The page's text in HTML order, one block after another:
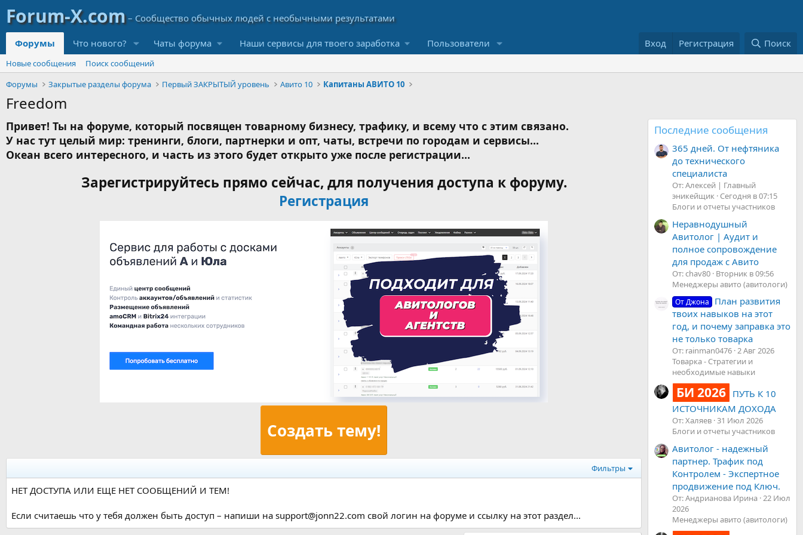
Форумы Что нового? Чаты форума Наши сервисы для твоего заработка Пользователи Вход Регистрация Поиск
Новые сообщения
Поиск сообщений
Форумы
Закрытые разделы форума Первый ЗАКРЫТЫЙ уровень Авито 10 Капитаны АВИТО 10
Freedom
Привет! Ты на форуме, который посвящен товарному бизнесу, трафику, и всему что с этим связано.
У нас тут целый мир: тренинги, блоги, партнерки и опт, чаты, встречи по городам и сервисы...
Океан всего интересного, и часть из этого будет открыто уже после регистрации...
Зарегистрируйтесь прямо сейчас, для получения доступа к форуму.
Регистрация
Создать тему!
Фильтры
НЕТ ДОСТУПА ИЛИ ЕЩЕ НЕТ СООБЩЕНИЙ И ТЕМ!
Если считаешь что у тебя должен быть доступ – напиши на support@jonn22.com свой логин на форуме и ссылку на этот раздел...
Последние сообщения
365 дней. От нефтяника
до технического
специалиста
От: Алексей | Главный
эникейщик Сегодня в 07:15
Блоги и отчеты участников
Неравнодушный
Авитолог | Аудит и
полное сопровождение
для продаж с Авито
От: chav80 Вторник в 09:56
Менеджеры авито (авитологи)
От Джона
План развития
твоих навыков на этот
год, и почему заправка это
не только товарка
От: rainman0476 2 Авг 2026
Товарка - Стратегии и
необходимые навыки
БИ 2026 ПУТЬ К 10
ИСТОЧНИКАМ ДОХОДА
От: Халяев 31 Июл 2026
Блоги и отчеты участников
Авитолог - надежный
партнер. Трафик под
Контролем - Экспертное
продвижение под Ключ.
От: Андрианова Ирина 22 Июл
2026
Менеджеры авито (авитологи)